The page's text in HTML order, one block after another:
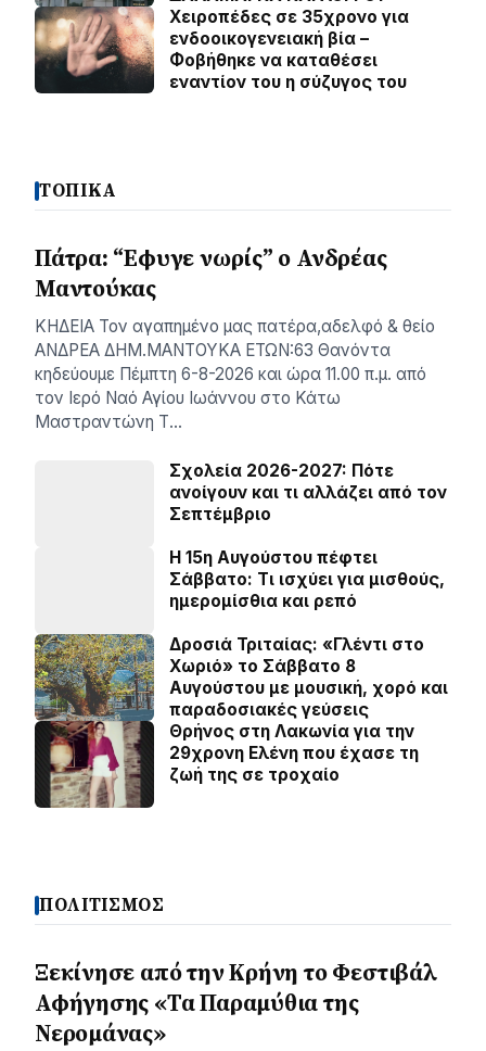
Χειροπέδες σε 35χρονο για
ενδοοικογενειακή βία –
Φοβήθηκε να καταθέσει
εναντίον του η σύζυγος του
ΤΟΠΙΚΑ
Πάτρα: “Εφυγε νωρίς” ο Ανδρέας
Μαντούκας
ΚΗΔΕΙΑ Τον αγαπημένο μας πατέρα,αδελφό & θείο
ΑΝΔΡΕΑ ΔΗΜ.ΜΑΝΤΟΥΚΑ ΕΤΩΝ:63 Θανόντα
κηδεύουμε Πέμπτη 6-8-2026 και ώρα 11.00 π.μ. από
τον Ιερό Ναό Αγίου Ιωάννου στο Κάτω
Μαστραντώνη Τ…
Σχολεία 2026-2027: Πότε
ανοίγουν και τι αλλάζει από τον
Σεπτέμβριο
Η 15η Αυγούστου πέφτει
Σάββατο: Τι ισχύει για μισθούς,
ημερομίσθια και ρεπό
Δροσιά Τριταίας: «Γλέντι στο
Χωριό» το Σάββατο 8
Αυγούστου με μουσική, χορό και
παραδοσιακές γεύσεις
Θρήνος στη Λακωνία για την
29χρονη Ελένη που έχασε τη
ζωή της σε τροχαίο
ΠΟΛΙΤΙΣΜΟΣ
Ξεκίνησε από την Κρήνη το Φεστιβάλ
Αφήγησης «Τα Παραμύθια της
Νερομάνας»